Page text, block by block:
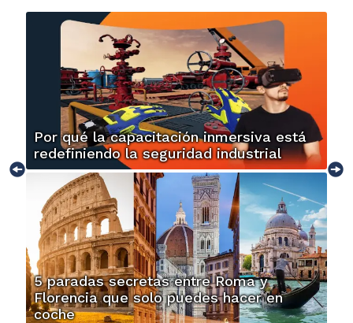
Por qué la capacitación inmersiva está
redefiniendo la seguridad industrial
5 paradas secretas entre Roma y
Florencia que solo puedes hacer en
coche